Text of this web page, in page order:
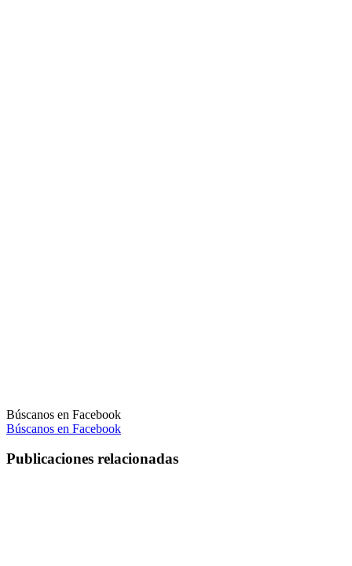
Búscanos en Facebook
Búscanos en Facebook
Publicaciones relacionadas